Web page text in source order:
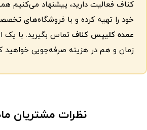
کناف فعالیت دارید، پیشنهاد می‌کنیم
خود را تهیه کرده و با فروشگاه‌های
عمده کلیپس کناف تماس بگیرید. با یک
زمان و هم در هزینه صرفه‌جویی خواهید
نظرات مشتریان